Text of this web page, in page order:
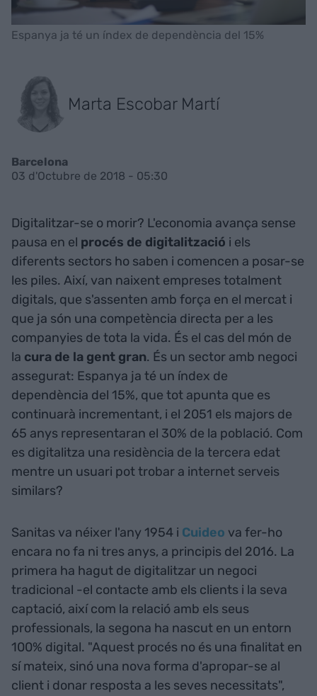
Espanya ja té un índex de dependència del 15%
Marta Escobar Martí
Barcelona
03 d'Octubre de 2018 - 05:30
Digitalitzar-se o morir? L'economia avança sense
pausa en el procés de digitalització i els
diferents sectors ho saben i comencen a posar-se
les piles. Així, van naixent empreses totalment
digitals, que s'assenten amb força en el mercat i
que ja són una competència directa per a les
companyies de tota la vida. És el cas del món de
la cura de la gent gran. És un sector amb negoci
assegurat: Espanya ja té un índex de
dependència del 15%, que tot apunta que es
continuarà incrementant, i el 2051 els majors de
65 anys representaran el 30% de la població. Com
es digitalitza una residència de la tercera edat
mentre un usuari pot trobar a internet serveis
similars?
Sanitas va néixer l'any 1954 i Cuideo va fer-ho
encara no fa ni tres anys, a principis del 2016. La
primera ha hagut de digitalitzar un negoci
tradicional -el contacte amb els clients i la seva
captació, així com la relació amb els seus
professionals, la segona ha nascut en un entorn
100% digital. "Aquest procés no és una finalitat en
sí mateix, sinó una nova forma d'apropar-se al
client i donar resposta a les seves necessitats",